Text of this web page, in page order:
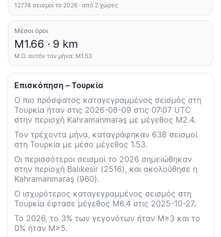
12774 σεισμοί το 2026 · από 2 χώρες
Μέσοι όροι
M1.66 · 9 km
Μ.Ο. αυτόν τον μήνα: M1.53
Επισκόπηση – Τουρκία
Ο πιο πρόσφατος καταγεγραμμένος σεισμός στη
Τουρκία ήταν στις 2026-08-09 στις 07:07 UTC
στην περιοχή Kahramanmaraş με μέγεθος M2.4.
Τον τρέχοντα μήνα, καταγράφηκαν 638 σεισμοί
στη Τουρκία με μέσο μέγεθος 1.53.
Οι περισσότεροι σεισμοί το 2026 σημειώθηκαν
στην περιοχή Balıkesir (2516), και ακολούθησε η
Kahramanmaraş (960).
Ο ισχυρότερος καταγεγραμμένος σεισμός στη
Τουρκία έφτασε μέγεθος M6.4 στις 2025-10-27.
Το 2026, το 3% των γεγονότων ήταν M≥3 και το
0% ήταν M≥5.